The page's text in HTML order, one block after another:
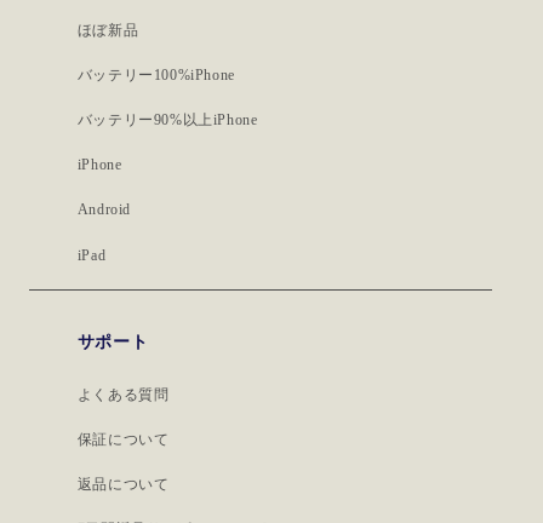
ほぼ新品
バッテリー100%iPhone
バッテリー90%以上iPhone
iPhone
Android
iPad
サポート
よくある質問
保証について
返品について